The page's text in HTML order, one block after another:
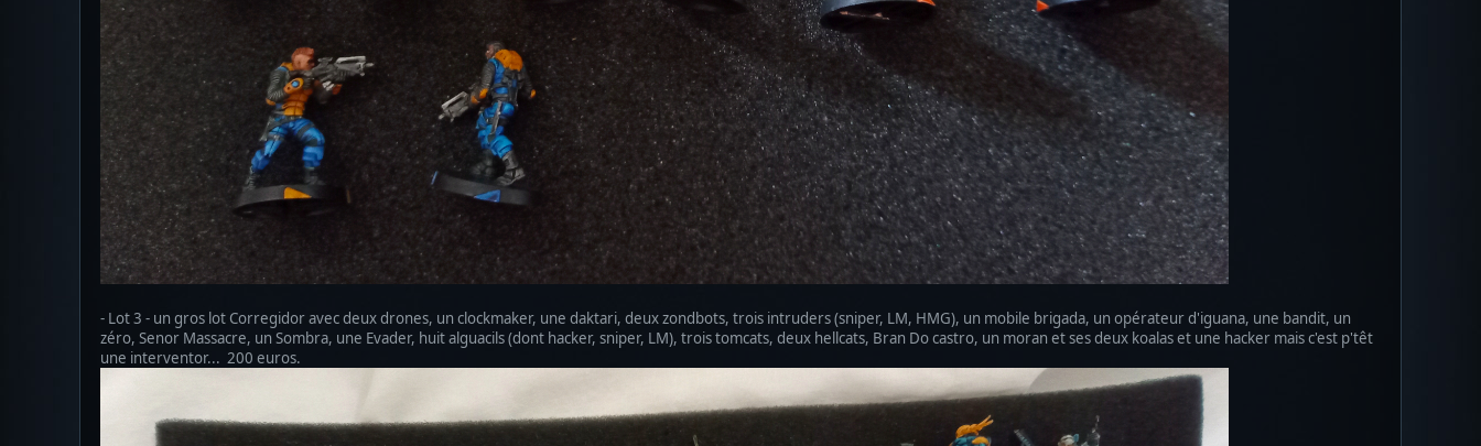
- Lot 3 - un gros lot Corregidor avec deux drones, un clockmaker, une daktari, deux zondbots, trois intruders (sniper, LM, HMG), un mobile brigada, un opérateur d'iguana, une bandit, un
zéro, Senor Massacre, un Sombra, une Evader, huit alguacils (dont hacker, sniper, LM), trois tomcats, deux hellcats, Bran Do castro, un moran et ses deux koalas et une hacker mais c'est p'têt
une interventor... 200 euros.